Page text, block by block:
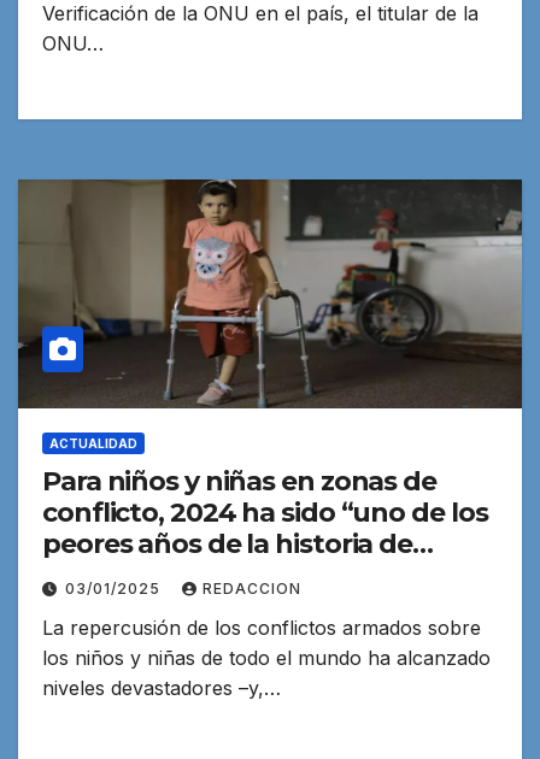
Verificación de la ONU en el país, el titular de la
ONU…
ACTUALIDAD
Para niños y niñas en zonas de
conflicto, 2024 ha sido “uno de los
peores años de la historia de
UNICEF”
03/01/2025 REDACCION
La repercusión de los conflictos armados sobre
los niños y niñas de todo el mundo ha alcanzado
niveles devastadores –y,…